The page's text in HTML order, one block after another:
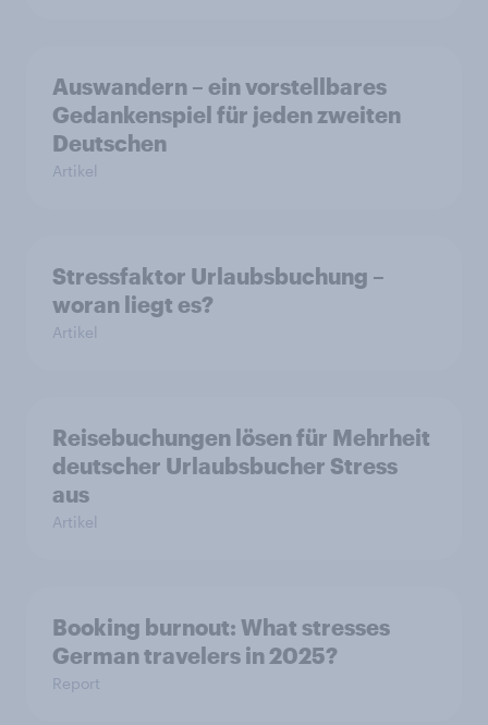
Auswandern – ein vorstellbares
Gedankenspiel für jeden zweiten
Deutschen
Artikel
Stressfaktor Urlaubsbuchung –
woran liegt es?
Artikel
Reisebuchungen lösen für Mehrheit
deutscher Urlaubsbucher Stress
aus
Artikel
Booking burnout: What stresses
German travelers in 2025?
Report